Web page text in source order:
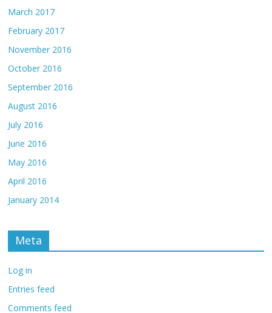
March 2017
February 2017
November 2016
October 2016
September 2016
August 2016
July 2016
June 2016
May 2016
April 2016
January 2014
Meta
Log in
Entries feed
Comments feed